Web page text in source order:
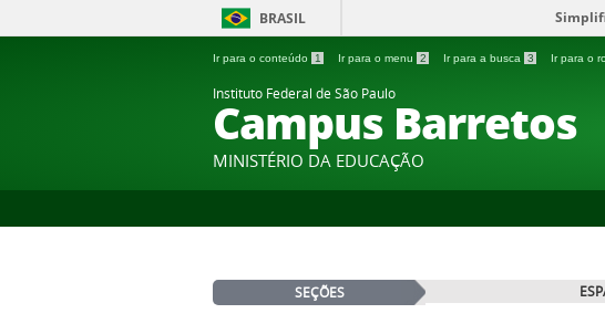
BRASIL
Ir para o conteúdo 1 Ir para o menu 2 Ir para a busca 3 Ir para o
Instituto Federal de São Paulo
Campus Barretos
MINISTÉRIO DA EDUCAÇÃO
SEÇÕES